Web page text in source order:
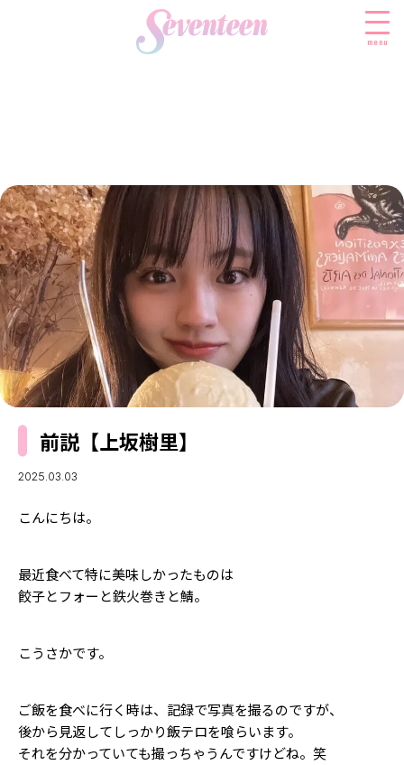
menu
FASHION
ファッションニュース
モデル私服
着回し
着痩せ
BEAUTY
ビューティニュース
トレンドメイク
ベストコスメ
ヘアアレンジ・ヘアケア
スキンケア
ボディケア
SCHOOL
スクールニュース
制服コーデ
学校ヘアメイク
勉強・受験・進路
ENTERTAINMENT
エンタメニュース
なにわ男子
K-POP
LIFESTYLE
ライフスタイルニュース
JKランキング・アワード
おでかけ
お悩み相談
JK TREND
JKトレンドニュース
MODELS
MODEL'S BLOG
TikTok
Instagram
FORTUNE
バックナンバー
INFORMATION
Seventeenについて
前説【上坂樹里】
2025.03.03
こんにちは。
最近食べて特に美味しかったものは
餃子とフォーと鉄火巻きと鯖。
こうさかです。
ご飯を食べに行く時は、記録で写真を撮るのですが、
後から見返してしっかり飯テロを喰らいます。
それを分かっていても撮っちゃうんですけどね。笑